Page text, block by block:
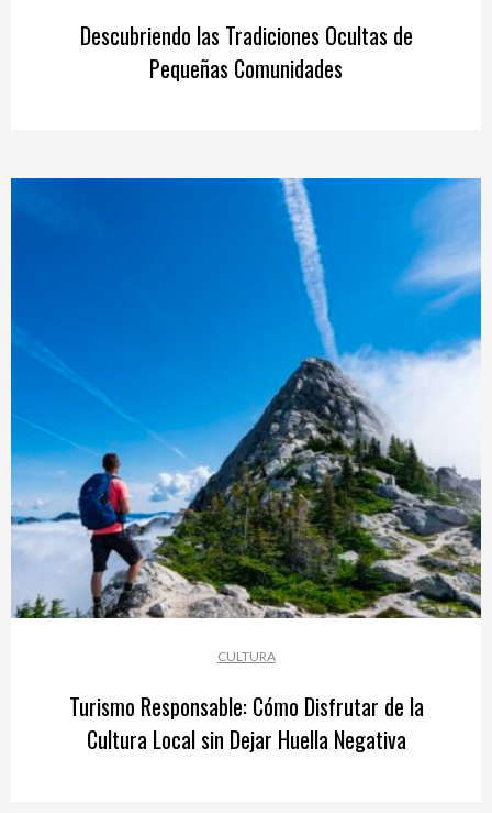
Descubriendo las Tradiciones Ocultas de
Pequeñas Comunidades
CULTURA
Turismo Responsable: Cómo Disfrutar de la
Cultura Local sin Dejar Huella Negativa